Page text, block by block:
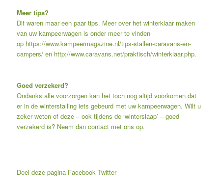
Meer tips?
Dit waren maar een paar tips. Meer over het winterklaar maken
van uw kampeerwagen is onder meer te vinden
op https://www.kampeermagazine.nl/tips-stallen-caravans-en-
campers/en http://www.caravans.net/praktisch/winterklaar.php.
Goed verzekerd?
Ondanks alle voorzorgen kan het toch nog altijd voorkomen dat
er in de winterstalling iets gebeurd met uw kampeerwagen. Wilt u
zeker weten of deze – ook tijdens de ‘winterslaap’ – goed
verzekerd is? Neem dan contact met ons op.
Deel deze pagina Facebook Twitter